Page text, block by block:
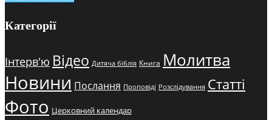
Категорії
Інтерв'ю Відео Дитяча біблія Книга Молитва
Новини Послання Проповіді Розслідування Статті
Фото Церковний календар